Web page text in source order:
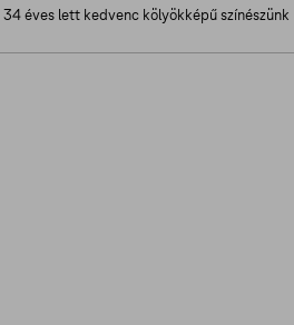
34 éves lett kedvenc kölyökképű színészünk